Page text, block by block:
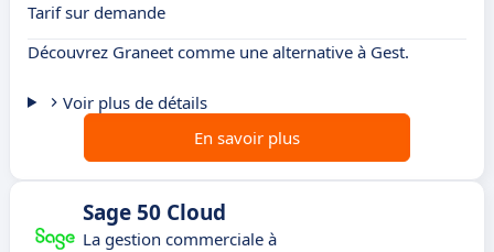
Tarif sur demande
Découvrez Graneet comme une alternative à Gest.
Voir plus de détails
En savoir plus
Sage 50 Cloud
La gestion commerciale à